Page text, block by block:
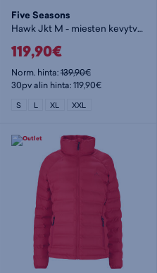
Five Seasons
Hawk Jkt M - miesten kevytvanutakki
119,90€
Norm. hinta:139,90€
30pv alin hinta: 119,90€
S L XL XXL